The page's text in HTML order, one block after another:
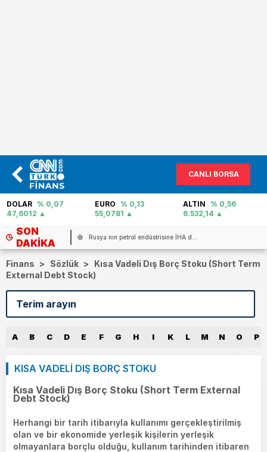
CANLI BORSA
EURO % 0,13
55,0781
ALTIN
% 0,56
6.532,14
PETROL
% 1,06
80,29
SON
DAKIKA
Rusya`nın petrol endüstrisine İHA d...
Finans > Sözlük >
Kısa Vadeli Dış Borç Stoku (Short Term
External Debt Stock)
A B C D E F G H I K L M N O P
KISA VADELİ DIŞ BORÇ STOKU
Kısa Vadeli Dış Borç Stoku (Short Term External
Debt Stock)
Herhangi bir tarih itibarıyla kullanımı gerçekleştirilmiş
olan ve bir ekonomide yerleşik kişilerin yerleşik
olmayanlara borçlu olduğu, kullanım tarihinden itibaren